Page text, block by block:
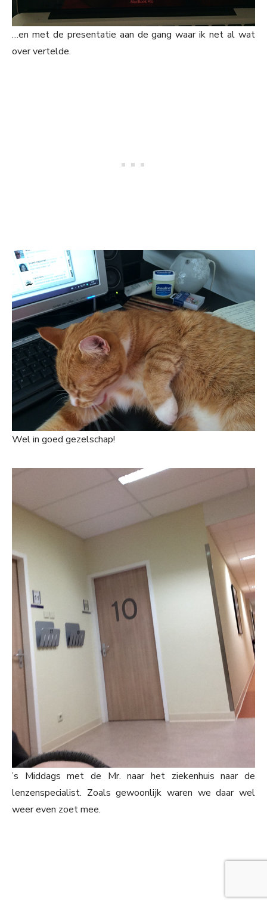
…en met de presentatie aan de gang waar ik net al wat
over vertelde.
Wel in goed gezelschap!
’s Middags met de Mr. naar het ziekenhuis naar de
lenzenspecialist. Zoals gewoonlijk waren we daar wel
weer even zoet mee.